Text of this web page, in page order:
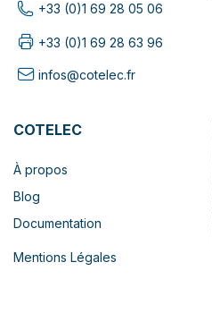
+33 (0)1 69 28 05 06
+33 (0)1 69 28 63 96
infos@cotelec.fr
COTELEC
À propos
Blog
Documentation
Mentions Légales